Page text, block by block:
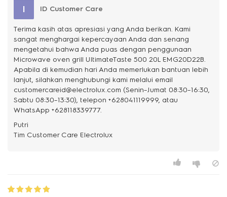
I ID Customer Care
Terima kasih atas apresiasi yang Anda berikan. Kami
sangat menghargai kepercayaan Anda dan senang
mengetahui bahwa Anda puas dengan penggunaan
Microwave oven grill UltimateTaste 500 20L EMG20D22B.
Apabila di kemudian hari Anda memerlukan bantuan lebih
lanjut, silahkan menghubungi kami melalui email
customercareid@electrolux.com (Senin–Jumat 08:30–16:30,
Sabtu 08:30–13:30), telepon +628041119999, atau
WhatsApp +628118339777.
Putri